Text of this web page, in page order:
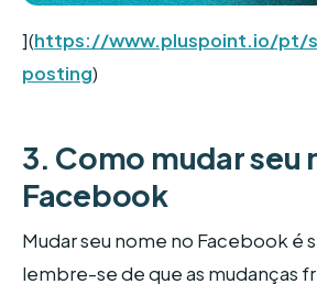
](https://www.pluspoint.io/pt/
posting)
3. Como mudar seu
Facebook
Mudar seu nome no Facebook é
lembre-se de que as mudanças